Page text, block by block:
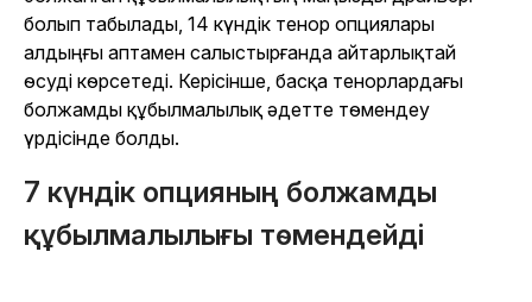
болып табылады, 14 күндік тенор опциялары
алдыңғы аптамен салыстырғанда айтарлықтай
өсуді көрсетеді. Керісінше, басқа тенорлардағы
болжамды құбылмалылық әдетте төмендеу
үрдісінде болды.
7 күндік опцияның болжамды
құбылмалылығы төмендейді